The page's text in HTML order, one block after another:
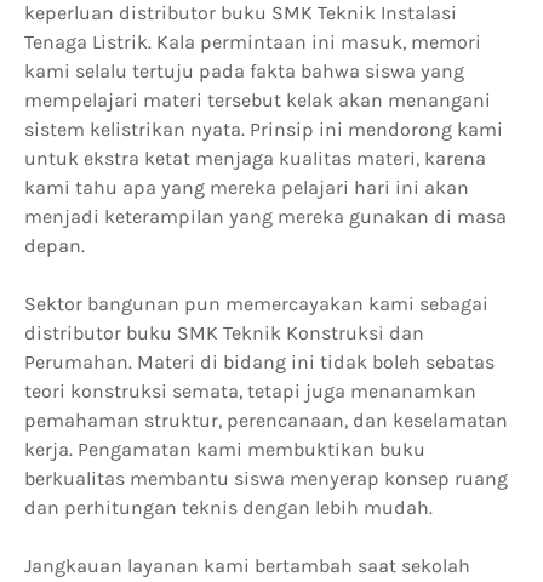
keperluan distributor buku SMK Teknik Instalasi
Tenaga Listrik. Kala permintaan ini masuk, memori
kami selalu tertuju pada fakta bahwa siswa yang
mempelajari materi tersebut kelak akan menangani
sistem kelistrikan nyata. Prinsip ini mendorong kami
untuk ekstra ketat menjaga kualitas materi, karena
kami tahu apa yang mereka pelajari hari ini akan
menjadi keterampilan yang mereka gunakan di masa
depan.
Sektor bangunan pun memercayakan kami sebagai
distributor buku SMK Teknik Konstruksi dan
Perumahan. Materi di bidang ini tidak boleh sebatas
teori konstruksi semata, tetapi juga menanamkan
pemahaman struktur, perencanaan, dan keselamatan
kerja. Pengamatan kami membuktikan buku
berkualitas membantu siswa menyerap konsep ruang
dan perhitungan teknis dengan lebih mudah.
Jangkauan layanan kami bertambah saat sekolah